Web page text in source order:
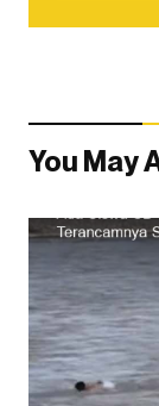
You May